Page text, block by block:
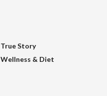
True Story
Wellness & Diet